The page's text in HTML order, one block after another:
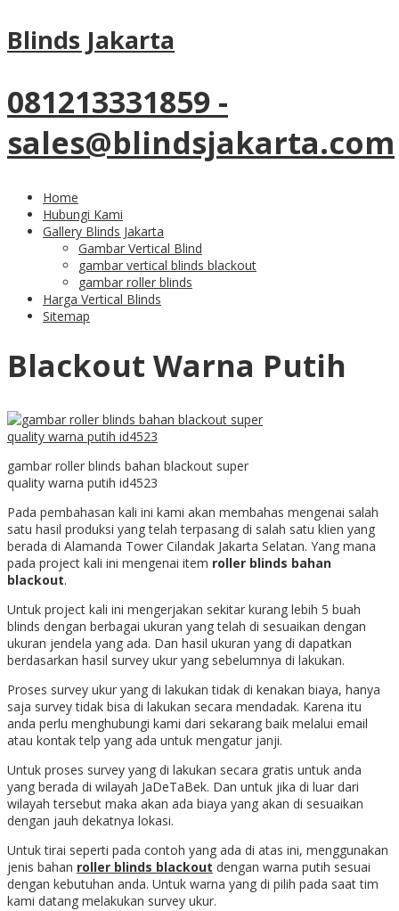
Blinds Jakarta
081213331859 -
sales@blindsjakarta.com
Home
Hubungi Kami
Gallery Blinds Jakarta
Gambar Vertical Blind
gambar vertical blinds blackout
gambar roller blinds
Harga Vertical Blinds
Sitemap
Roller Blinds Bahan Blackout
Pasang Di Alamanda Tower
Cilandak
tersedia beragam pilihan model tirai terbaru pilih
bahan sesuai kebutuhan
Roller Blinds Bahan
Blackout Warna Putih
gambar roller blinds bahan blackout super
quality warna putih id4523
Pada pembahasan kali ini kami akan membahas mengenai salah
satu hasil produksi yang telah terpasang di salah satu klien yang
berada di Alamanda Tower Cilandak Jakarta Selatan. Yang mana
pada project kali ini mengenai item roller blinds bahan
blackout.
Untuk project kali ini mengerjakan sekitar kurang lebih 5 buah
blinds dengan berbagai ukuran yang telah di sesuaikan dengan
ukuran jendela yang ada. Dan hasil ukuran yang di dapatkan
berdasarkan hasil survey ukur yang sebelumnya di lakukan.
Proses survey ukur yang di lakukan tidak di kenakan biaya, hanya
saja survey tidak bisa di lakukan secara mendadak. Karena itu
anda perlu menghubungi kami dari sekarang baik melalui email
atau kontak telp yang ada untuk mengatur janji.
Untuk proses survey yang di lakukan secara gratis untuk anda
yang berada di wilayah JaDeTaBek. Dan untuk jika di luar dari
wilayah tersebut maka akan ada biaya yang akan di sesuaikan
dengan jauh dekatnya lokasi.
Untuk tirai seperti pada contoh yang ada di atas ini, menggunakan
jenis bahan roller blinds blackout dengan warna putih sesuai
dengan kebutuhan anda. Untuk warna yang di pilih pada saat tim
kami datang melakukan survey ukur.